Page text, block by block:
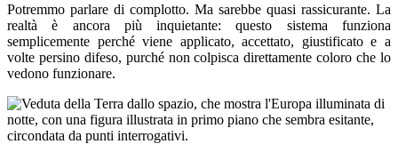
Potremmo parlare di complotto. Ma sarebbe quasi rassicurante. La
realtà è ancora più inquietante: questo sistema funziona
semplicemente perché viene applicato, accettato, giustificato e a
volte persino difeso, purché non colpisca direttamente coloro che lo
vedono funzionare.